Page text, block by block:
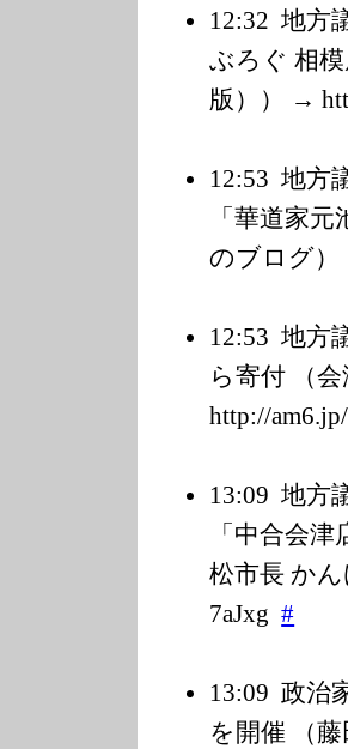
12:32 地方
ぶろぐ 相
版）） →
12:53 地方
「華道家
のブログ）
12:53 地方
ら寄付 （
http://
13:09 地方
「中合会
松市長 か
7aJxg #
13:09 政治
を開催 （